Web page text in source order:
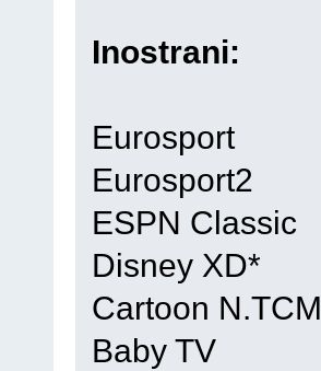
Inostrani:
Eurosport
Eurosport2
ESPN Classic
Disney XD*
Cartoon N.TCM
Baby TV